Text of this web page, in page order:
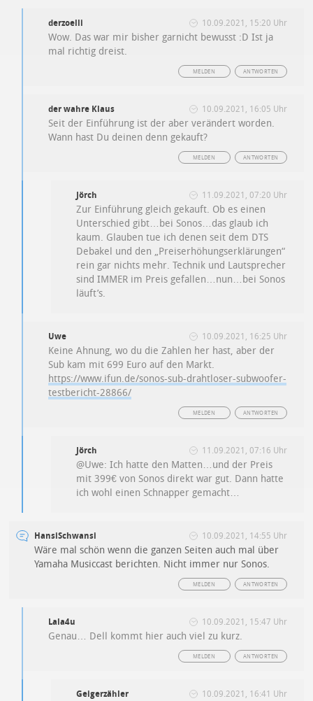
derzoelli 10.09.2021, 15:20 Uhr
Wow. Das war mir bisher garnicht bewusst :D Ist ja
mal richtig dreist.
ANTWORTEN
MELDEN
der wahre Klaus 10.09.2021, 16:05 Uhr
Seit der Einführung ist der aber verändert worden.
Wann hast Du deinen denn gekauft?
ANTWORTEN
MELDEN
Jörch 11.09.2021, 07:20 Uhr
Zur Einführung gleich gekauft. Ob es einen
Unterschied gibt…bei Sonos…das glaub ich
kaum. Glauben tue ich denen seit dem DTS
Debakel und den „Preiserhöhungserklärungen“
rein gar nichts mehr. Technik und Lautsprecher
sind IMMER im Preis gefallen…nun…bei Sonos
läuft’s.
Uwe 10.09.2021, 16:25 Uhr
Keine Ahnung, wo du die Zahlen her hast, aber der
Sub kam mit 699 Euro auf den Markt.
https://www.ifun.de/sonos-sub-drahtloser-subwoofer-
testbericht-28866/
ANTWORTEN
MELDEN
Jörch 11.09.2021, 07:16 Uhr
@Uwe: Ich hatte den Matten…und der Preis
mit 399€ von Sonos direkt war gut. Dann hatte
ich wohl einen Schnapper gemacht…
HansiSchwansi 10.09.2021, 14:55 Uhr
Wäre mal schön wenn die ganzen Seiten auch mal über
Yamaha Musiccast berichten. Nicht immer nur Sonos.
ANTWORTEN
MELDEN
Lala4u 10.09.2021, 15:47 Uhr
Genau… Dell kommt hier auch viel zu kurz.
ANTWORTEN
MELDEN
Geigerzähler 10.09.2021, 16:41 Uhr